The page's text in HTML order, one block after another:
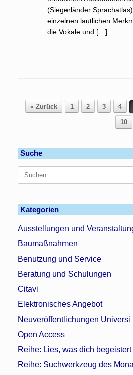
(Siegerländer
einzelnen lautlichen
die Vokale und […]
Beitragsnavigation
« Zurück 1 2 3 4
10
Suche
Suchen
Kategorien
Ausstellungen und
Baumaßnahmen
Benutzung und Service
Beratung und Schulungen
Citavi
Elektronisches Angebot
Neuveröffentlichungen Universi
Open Access
Reihe: Lies, was dich begeistert
Reihe: Suchwerkzeug des